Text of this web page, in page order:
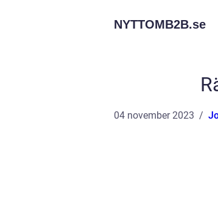
NYTTOMB2B.se
04 november 2023